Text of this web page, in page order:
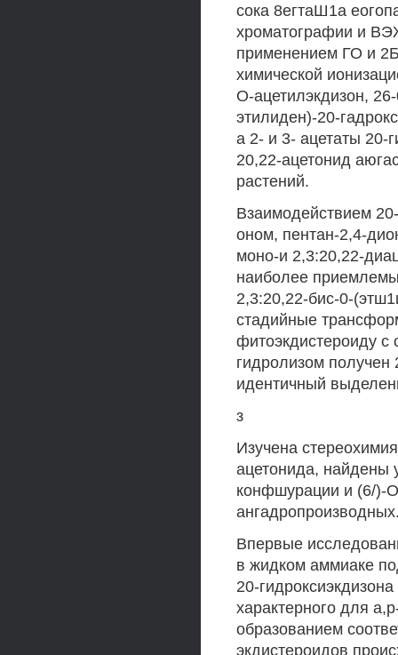
сока 8егтаШ1а
хроматографии и
применением ГО и
химической
О-ацетилэкдизон,
этилиден)-20-
а 2- и 3- ацетаты 20-
20,22-ацетонид
растений.
Взаимодействием
оном, пентан-2,4-
моно-и 2,3:20,22-
наиболее
2,3:20,22-бис-0-
стадийные
фитоэкдистероиду
гидролизом получен
идентичный
з
Изучена
ацетонида, найдены
конфшурации и (6/
Впервые
в жидком аммиаке
20-
характерного для
образованием
экдистероидов